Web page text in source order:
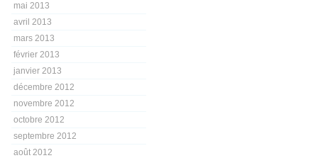
mai 2013
avril 2013
mars 2013
février 2013
janvier 2013
décembre 2012
novembre 2012
octobre 2012
septembre 2012
août 2012